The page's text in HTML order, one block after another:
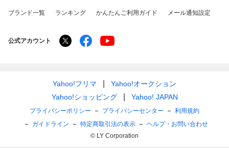
ブランド一覧 ランキング かんたんご利用ガイド メール通知設定
公式アカウント
Yahoo!フリマ
Yahoo!オークション
Yahoo!ショッピング
Yahoo! JAPAN
プライバシーポリシー プライバシーセンター
利用規約
ガイドライン
特定商取引法の表示
ヘルプ・お問い合わせ
© LY Corporation